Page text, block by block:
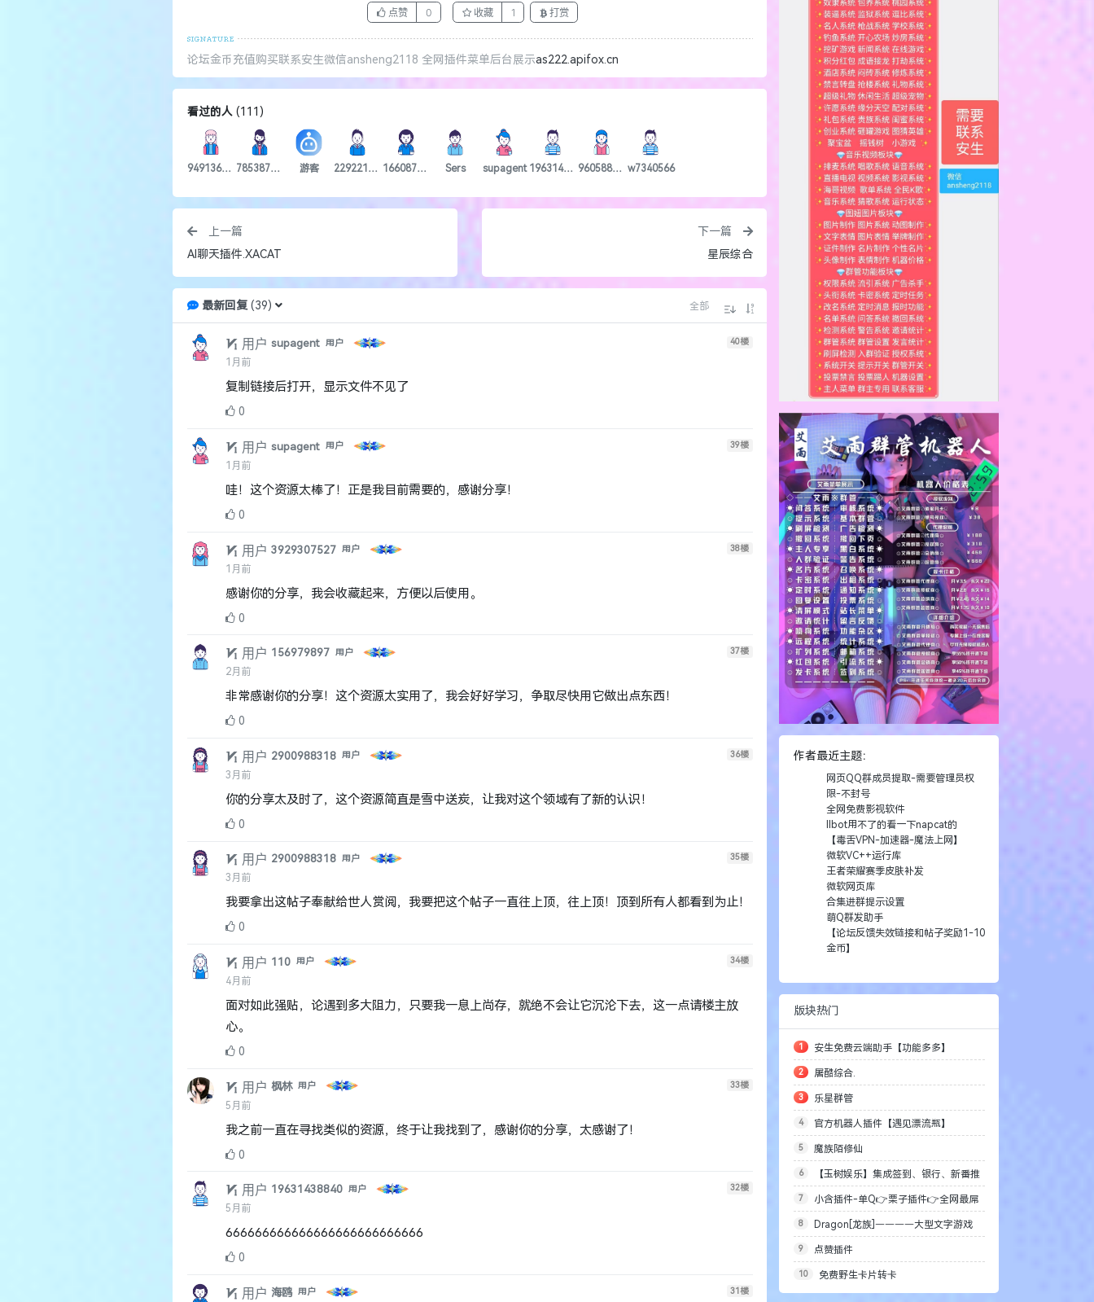
点赞 0 收藏 1 打赏
论坛金币充值购买联系安生微信ansheng2118 全网插件菜单后台展示as222.apifox.cn
看过的人 ( 111 )
949136470SS 785387960 游客 2292217554 1660875559 Sers supagent 19631438840 960588805 w7340566
上一篇
AI聊天插件.XACAT
下一篇
星辰综合
最新回复(39) 全部
用户supagent 用户
1月前
40楼
复制链接后打开，显示文件不见了
0
用户supagent 用户
1月前
39楼
哇！这个资源太棒了！正是我目前需要的，感谢分享！
0
用户3929307527 用户
1月前
38楼
感谢你的分享，我会收藏起来，方便以后使用。
0
用户 156979897 用户
2月前
37楼
非常感谢你的分享！这个资源太实用了，我会好好学习，争取尽快用它做出点东西！
0
用户 2900988318 用户
3月前
36楼
你的分享太及时了，这个资源简直是雪中送炭，让我对这个领域有了新的认识！
0
用户 2900988318 用户
3月前
35楼
我要拿出这帖子奉献给世人赏阅，我要把这个帖子一直往上顶，往上顶！顶到所有人都看到为止！
0
用户 110 用户
4月前
34楼
面对如此强贴，论遇到多大阻力，只要我一息上尚存，就绝不会让它沉沦下去，这一点请楼主放
心。
0
用户枫林 用户
5月前
33楼
我之前一直在寻找类似的资源，终于让我找到了，感谢你的分享，太感谢了！
0
用户 19631438840 用户
5月前
32楼
666666666666666666666666666
0
用户海鸥 用户 31楼
作者最近主题：
网页QQ群成员提取-需要管理员权
限-不封号
全网免费影视软件
llbot用不了的看一下napcat的
【毒舌VPN-加速器-魔法上网】
微软VC++运行库
王者荣耀赛季皮肤补发
微软网页库
合集进群提示设置
萌Q群发助手
【论坛反馈失效链接和帖子奖励1-10
金币】
版块热门
1 安生免费云端助手【功能多多】
2 屠酷综合.
3 乐星群管
4 官方机器人插件【遇见漂流瓶】
5 魔族陌修仙
6 【玉树娱乐】集成签到、银行、新番推
送、点歌、聊天等等
7 小含插件-单Q👉栗子插件👉全网最屌
的单Q插件
8 Dragon[龙族]————大型文字游戏
【移植版】
9 点赞插件
10 免费野生卡片转卡